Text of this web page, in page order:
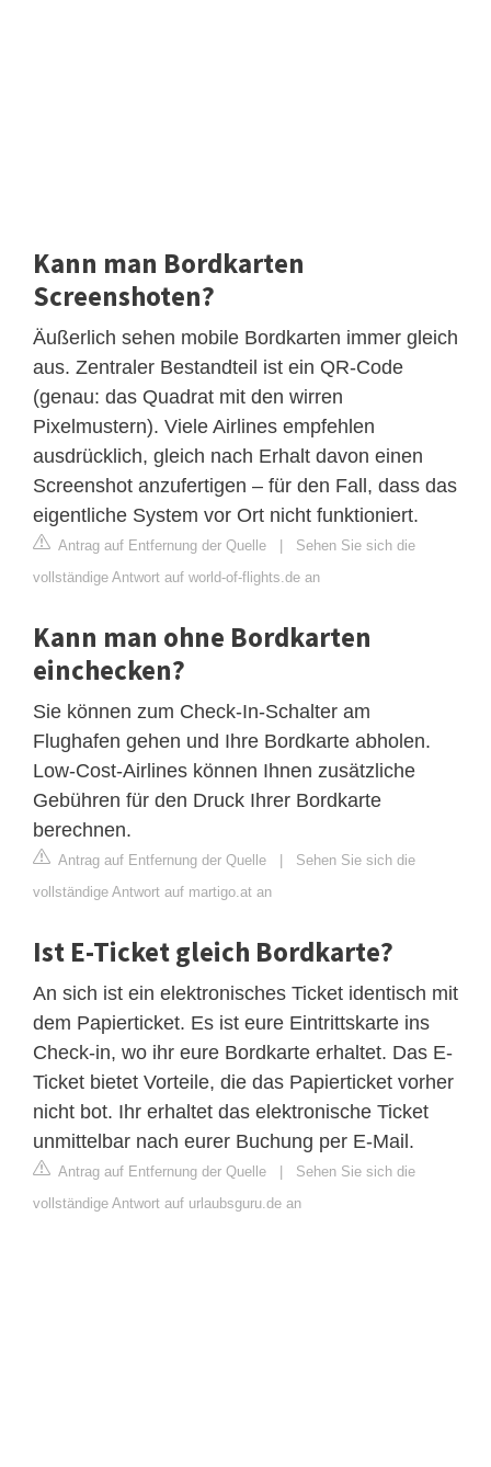
Kann man Bordkarten
Screenshoten?
Äußerlich sehen mobile Bordkarten immer gleich
aus. Zentraler Bestandteil ist ein QR-Code
(genau: das Quadrat mit den wirren
Pixelmustern). Viele Airlines empfehlen
ausdrücklich, gleich nach Erhalt davon einen
Screenshot anzufertigen – für den Fall, dass das
eigentliche System vor Ort nicht funktioniert.
Antrag auf Entfernung der Quelle | Sehen Sie sich die
vollständige Antwort auf world-of-flights.de an
Kann man ohne Bordkarten
einchecken?
Sie können zum Check-In-Schalter am
Flughafen gehen und Ihre Bordkarte abholen.
Low-Cost-Airlines können Ihnen zusätzliche
Gebühren für den Druck Ihrer Bordkarte
berechnen.
Antrag auf Entfernung der Quelle | Sehen Sie sich die
vollständige Antwort auf martigo.at an
Ist E-Ticket gleich Bordkarte?
An sich ist ein elektronisches Ticket identisch mit
dem Papierticket. Es ist eure Eintrittskarte ins
Check-in, wo ihr eure Bordkarte erhaltet. Das E-
Ticket bietet Vorteile, die das Papierticket vorher
nicht bot. Ihr erhaltet das elektronische Ticket
unmittelbar nach eurer Buchung per E-Mail.
Antrag auf Entfernung der Quelle | Sehen Sie sich die
vollständige Antwort auf urlaubsguru.de an